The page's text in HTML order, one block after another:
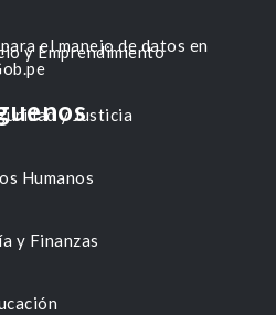
y Emprendimiento
y Justicia
Humanos
y Finanzas
el manejo de datos en